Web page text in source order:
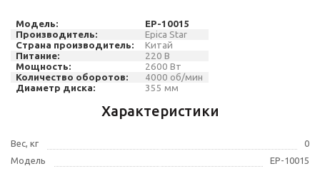
Модель:
EP-10015
Производитель:
Epica Star
Страна производитель:
Китай
Питание:
220 В
Мощность:
2600 Вт
Количество оборотов: 4000 об/мин
Диаметр диска:
355 мм
Характеристики
Вес, кг
0
Модель
EP-10015